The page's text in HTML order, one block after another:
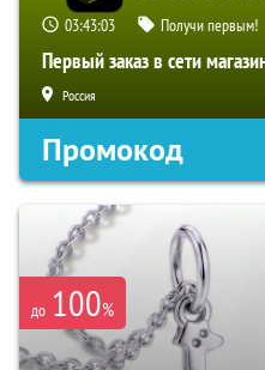
03:43:02 Получи первым!
Первый заказ в сети
Россия
Промокод
до 100%